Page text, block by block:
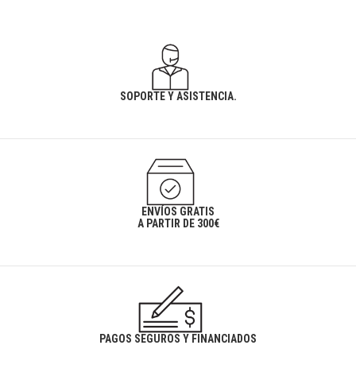
SOPORTE Y ASISTENCIA.
ENVÍOS GRATIS
A PARTIR DE 300€
PAGOS SEGUROS Y FINANCIADOS